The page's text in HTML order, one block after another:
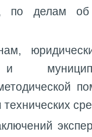
по делам об
и